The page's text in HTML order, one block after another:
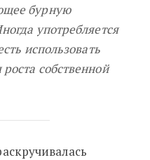
бурную
употребляется
использовать
собственной